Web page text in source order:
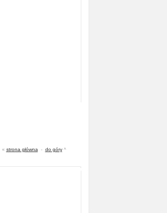
« strona główna - do góry^